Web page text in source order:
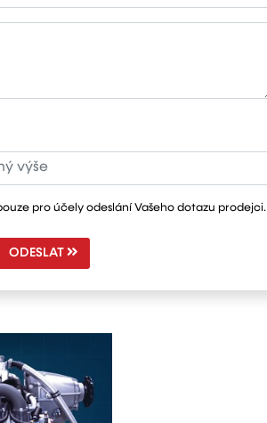
pro účely odeslání Vašeho dotazu prodejci.
ODESLAT